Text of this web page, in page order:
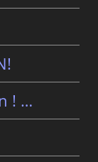
! …